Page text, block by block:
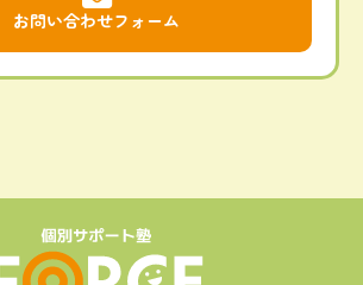
お問い合わせフォーム